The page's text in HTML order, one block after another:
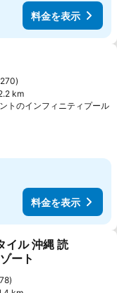
料金を表示
に追加
km
トのインフィニティプール
料金を表示
に追加
イル 沖縄 読
ート